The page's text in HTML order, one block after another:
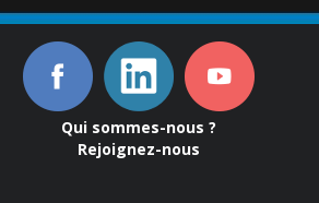
Qui sommes-nous ?
Rejoignez-nous